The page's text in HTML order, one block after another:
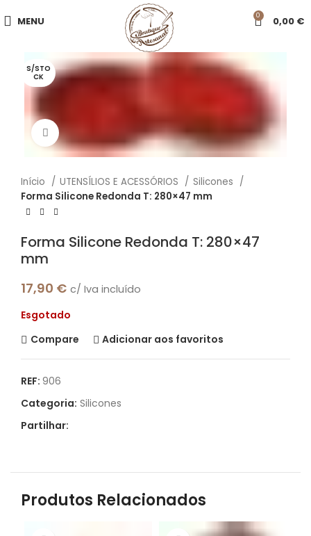
MENU 0 0,00 €
S/STO
CK
Click to enlarge
Início UTENSÍLIOS E ACESSÓRIOS
Silicones
Forma Silicone Redonda T: 280×47 mm
Forma Silicone Redonda T: 280×47
mm
17,90 € c/ Iva incluído
Esgotado
Compare
Adicionar aos favoritos
REF: 906
Categoria: Silicones
Partilhar:
Produtos Relacionados